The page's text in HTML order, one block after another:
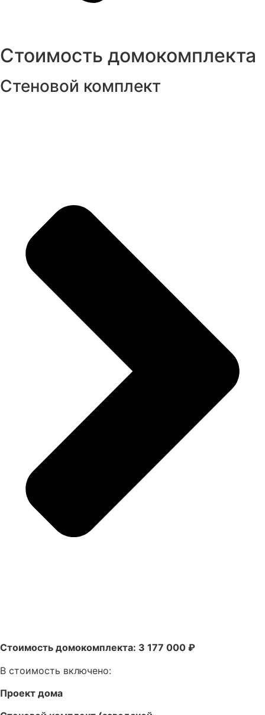
Стоимость домокомплекта
Стеновой комплект
Стоимость домокомплекта: 3 177 000 ₽
В стоимость включено:
Проект дома